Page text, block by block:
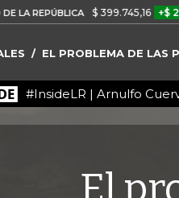
$ 399.745,16 +$ 2.295,71
EL PROBLEMA DE LAS
#InsideLR | Arnulfo
El